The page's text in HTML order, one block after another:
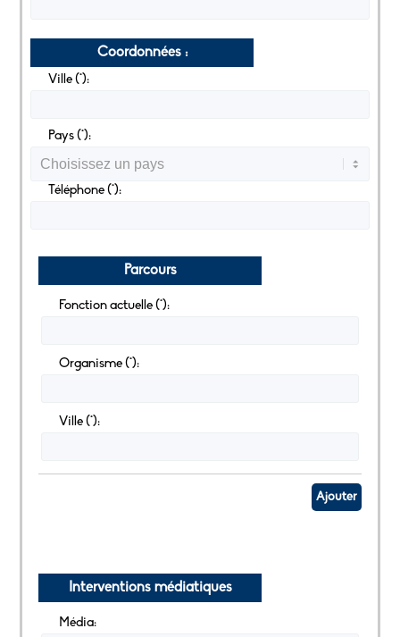
Coordonnées :
Ville (*):
Pays (*):
Téléphone (*):
Parcours
Fonction actuelle (*):
Organisme (*):
Ville (*):
Ajouter
Interventions médiatiques
Média: